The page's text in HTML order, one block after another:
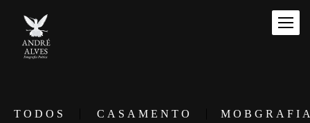
TODOS CASAMENTO